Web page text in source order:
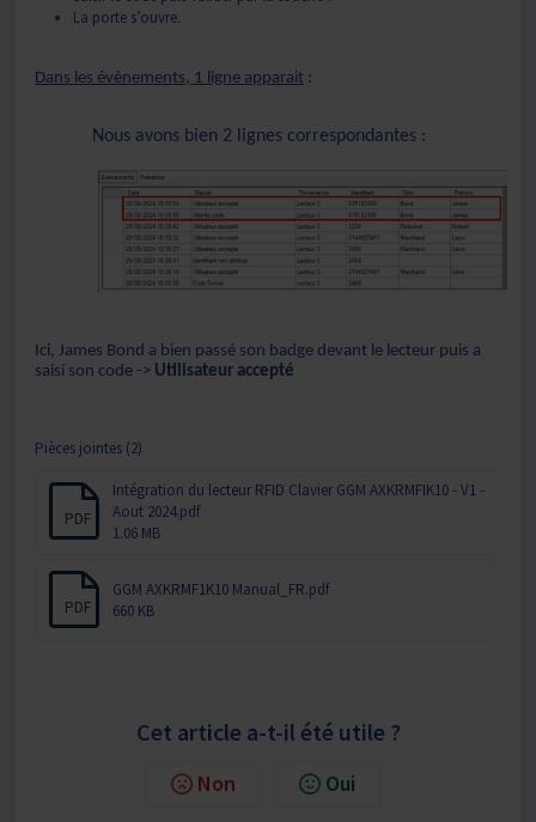
La porte s’ouvre.
Dans les évènements, 1 ligne apparait :
Nous avons bien 2 lignes correspondantes :
Ici, James Bond a bien passé son badge devant le lecteur puis a
saisi son code -> Utilisateur accepté
Pièces jointes (2)
PDF
Intégration du lecteur RFID Clavier GGM AXKRMFIK10 - V1 -
Aout 2024.pdf
1.06 MB
PDF
GGM AXKRMF1K10 Manual_FR.pdf
660 KB
Cet article a-t-il été utile ?
Non Oui